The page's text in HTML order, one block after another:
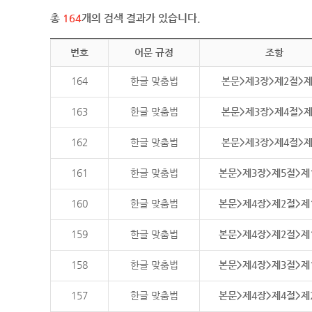
총 164개의 검색 결과가 있습니다.
번호 어문 규정 조항
164 한글 맞춤법 본문>제3장>제2절>
163 한글 맞춤법 본문>제3장>제4절>
162 한글 맞춤법 본문>제3장>제4절>
161 한글 맞춤법 본문>제3장>제5절>
160 한글 맞춤법 본문>제4장>제2절>
159 한글 맞춤법 본문>제4장>제2절>
158 한글 맞춤법 본문>제4장>제3절>
157 한글 맞춤법 본문>제4장>제4절>